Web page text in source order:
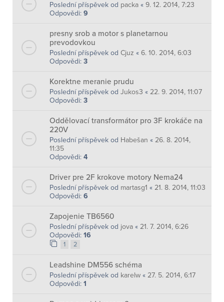
Poslední příspěvek od packa « 9. 12. 2014, 7:23
Odpovědi: 9
presny srob a motor s planetarnou
prevodovkou
Poslední příspěvek od Cjuz « 6. 10. 2014, 6:03
Odpovědi: 3
Korektne meranie prudu
Poslední příspěvek od Jukos3 « 22. 9. 2014, 11:07
Odpovědi: 3
Oddělovací transformátor pro 3F krokáče na
220V
Poslední příspěvek od Habešan « 26. 8. 2014,
11:35
Odpovědi: 4
Driver pre 2F krokove motory Nema24
Poslední příspěvek od martasg1 « 21. 8. 2014, 11:03
Odpovědi: 6
Zapojenie TB6560
Poslední příspěvek od jova « 21. 7. 2014, 6:26
Odpovědi: 16
1 2
Leadshine DM556 schéma
Poslední příspěvek od karelw « 27. 5. 2014, 6:17
Odpovědi: 1